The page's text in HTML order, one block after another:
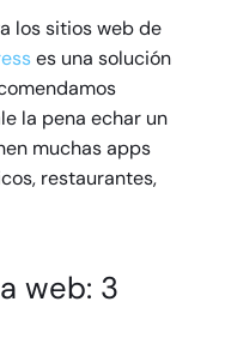
los sitios web de
es una solución
la pena echar un
muchas apps
restaurantes,
web: 3